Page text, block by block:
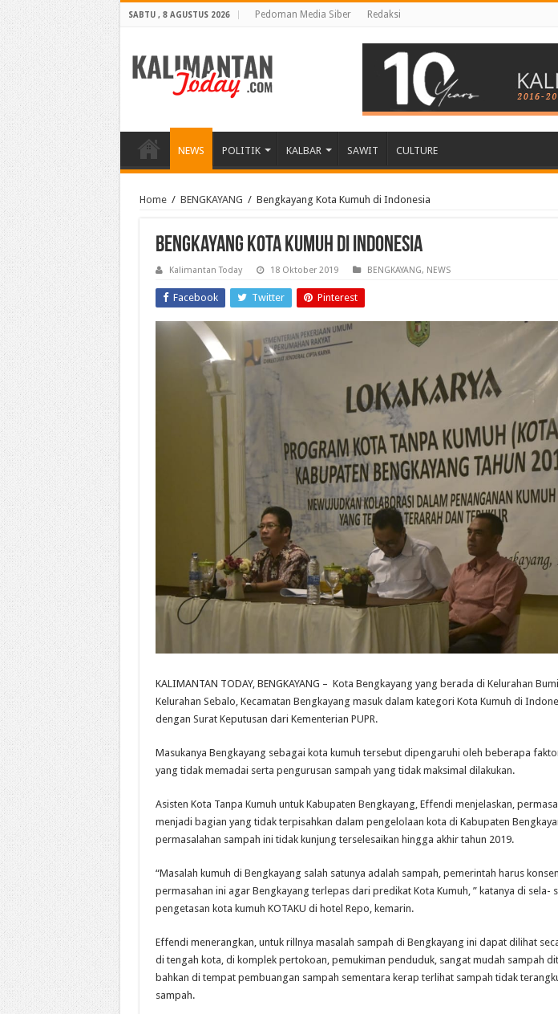
SABTU , 8 AGUSTUS 2026 Pedoman Media Siber Redaksi
NEWS POLITIK KALBAR SAWIT CULTURE
Home / BENGKAYANG / Bengkayang Kota Kumuh di Indonesia
Bengkayang Kota Kumuh di Indonesia
Kalimantan Today 18 Oktober 2019 BENGKAYANG, NEWS
Facebook Twitter Pinterest
KALIMANTAN TODAY, BENGKAYANG – Kota Bengkayang yang berada di Kelurahan
Kelurahan Sebalo, Kecamatan Bengkayang masuk dalam kategori Kota Kumuh di
dengan Surat Keputusan dari Kementerian PUPR.
Masukanya Bengkayang sebagai kota kumuh tersebut dipengaruhi oleh beberapa
yang tidak memadai serta pengurusan sampah yang tidak maksimal dilakukan.
Asisten Kota Tanpa Kumuh untuk Kabupaten Bengkayang, Effendi menjelaskan,
menjadi bagian yang tidak terpisahkan dalam pengelolaan kota di Kabupaten
permasalahan sampah ini tidak kunjung terselesaikan hingga akhir tahun 2019.
“Masalah kumuh di Bengkayang salah satunya adalah sampah, pemerintah harus
permasahan ini agar Bengkayang terlepas dari predikat Kota Kumuh, ” katanya di sela-
pengetasan kota kumuh KOTAKU di hotel Repo, kemarin.
Effendi menerangkan, untuk rillnya masalah sampah di Bengkayang ini dapat dilihat
di tengah kota, di komplek pertokoan, pemukiman penduduk, sangat mudah sampah
bahkan di tempat pembuangan sampah sementara kerap terlihat sampah tidak
sampah.